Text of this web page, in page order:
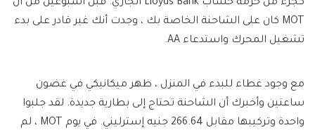
كجزء من حزمة حساب Lloyds Bank الجاري. قبل أسبوعين من أن
MOT كان على الشاحنة الخاصة بك ، وجدت أنك غير قادر على بدء
تشغيل المحرك واستدعاء AA.
مع وجود غطاء للبدء في المنزل ، ظهر ميكانيكي في غضون
ساعتين وأخبرك أن الشاحنة تحتاج إلى بطارية جديدة. لقد جلبوا
واحدة وتركيبها مقابل 266.64 جنيه إسترليني. في يوم MOT ، لم